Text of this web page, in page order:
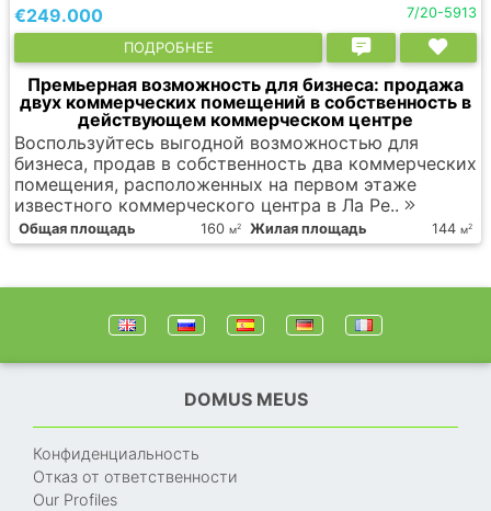
€249.000 7/20-5913
ПОДРОБНЕЕ
Премьерная возможность для бизнеса: продажа
двух коммерческих помещений в собственность в
действующем коммерческом центре
Воспользуйтесь выгодной возможностью для
бизнеса, продав в собственность два коммерческих
помещения, расположенных на первом этаже
известного коммерческого центра в Ла Ре..
Общая площадь 160 м2 Жилая площадь 144 м2
DOMUS MEUS
Конфиденциальность
Отказ от ответственности
Our Profiles